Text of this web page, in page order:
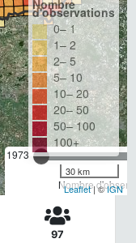
1973
Nombre
Nombre
d'observations
0– 1
1– 2
2– 5
5– 10
10– 20
20– 50
50– 100
100+
30 km
Leaflet| ©IGN
97